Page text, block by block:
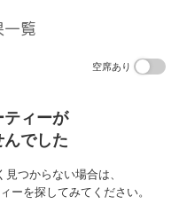
覧
空席あり
ティーが
んでした
つからない場合は、
ーを探してみてください。